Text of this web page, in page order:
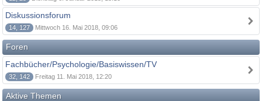
Diskussionsforum
14, 127 Mittwoch 16. Mai 2018, 09:06
Foren
Fachbücher/Psychologie/Basiswissen/TV
32, 142 Freitag 11. Mai 2018, 12:20
Aktive Themen